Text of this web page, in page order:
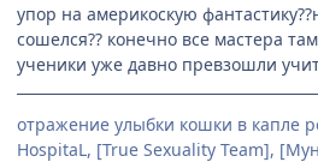
упор на америкоскую
сошелся?? конечно все мастера
ученики уже давно превзошли
отражение улыбки кошки в капле
HospitaL, [True Sexuality Team],